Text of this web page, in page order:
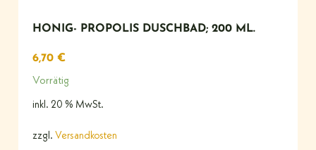
HONIG- PROPOLIS DUSCHBAD; 200 ML.
6,70 €
Vorrätig
inkl. 20 % MwSt.
zzgl. Versandkosten